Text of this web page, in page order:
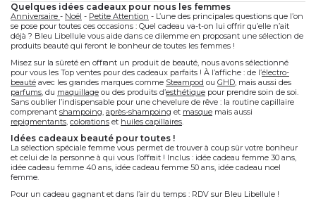
quelques idées cadeaux pour nous les femmes
Anniversaire - Noël - Petite Attention - L’une des principales questions que l’on
se pose pour toutes ces occasions : Quel cadeau va-t-on lui offrir qu’elle n’ait
déjà ? Bleu Libellule vous aide dans ce dilemme en proposant une sélection de
produits beauté qui feront le bonheur de toutes les femmes !
Misez sur la sûreté en offrant un produit de beauté, nous avons sélectionné
pour vous les Top ventes pour des cadeaux parfaits ! À l’affiche : de l’électro-
beauté avec les grandes marques comme Steampod ou GHD, mais aussi des
parfums, du maquillage ou des produits d’esthétique pour prendre soin de soi.
Sans oublier l’indispensable pour une chevelure de rêve : la routine capillaire
comprenant shampoing, après-shampoing et masque mais aussi
repigmentants, colorations et huiles capillaires.
idées cadeaux beauté pour toutes !
La sélection spéciale femme vous permet de trouver à coup sûr votre bonheur
et celui de la personne à qui vous l’offrait ! Inclus : idée cadeau femme 30 ans,
idée cadeau femme 40 ans, idée cadeau femme 50 ans, idée cadeau noel
femme.
Pour un cadeau gagnant et dans l’air du temps : RDV sur Bleu Libellule !